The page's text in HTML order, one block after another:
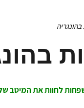
לחוות את המיטב של